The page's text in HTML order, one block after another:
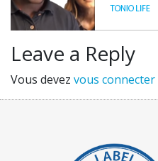
Leave a Reply
Vous devez vous connecter